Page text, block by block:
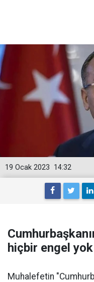
14:32
19 Ocak 2023
hiçbir engel yok
Muhalefetin